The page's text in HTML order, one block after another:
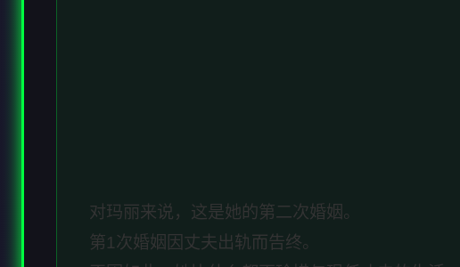
对玛丽来说，这是她的第二次婚姻。
第1次婚姻因丈夫出轨而告终。